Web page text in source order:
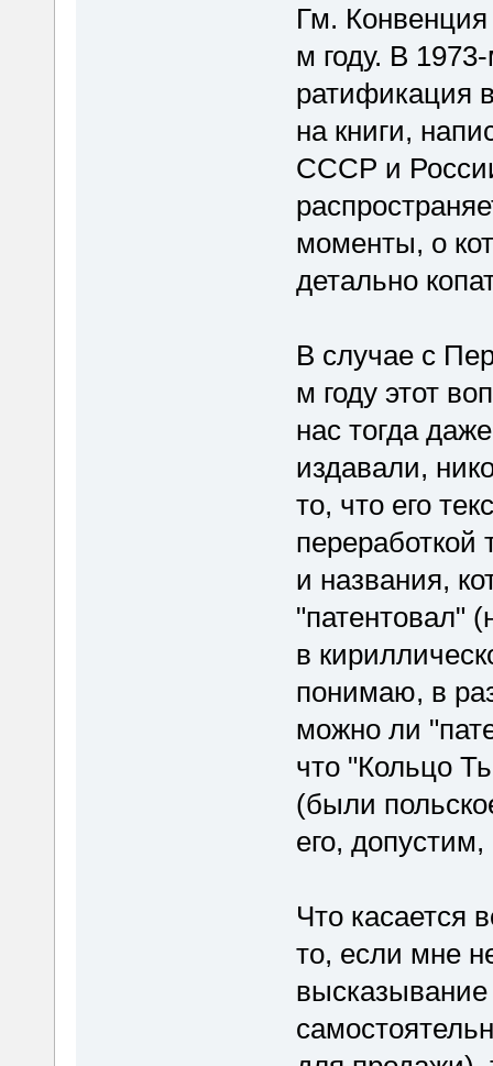
Гм.
м году. В
ратификация
на книги,
СССР и
моменты, о
детально
В случае с
м году этот
нас тогда
издавали,
то, что его
переработкой
и названия,
"патентовал"
в
понимаю, в
можно ли
что "Кольцо
(были
его,
Что касается
то, если мне
высказывание